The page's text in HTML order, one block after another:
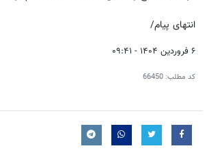
انتهای پیام/
۶ فروردین ۱۴۰۴ - ۰۹:۴۱
کد مطلب: 66450